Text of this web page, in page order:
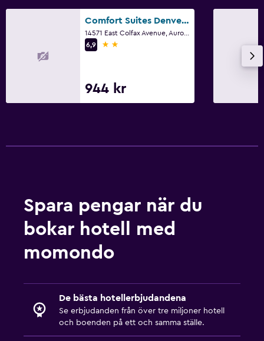
Comfort Suites Denver near Anschutz Medical Campus
6,9
2 stjärnor
944 kr
Spara pengar när du
bokar hotell med
momondo
De bästa hotellerbjudandena
Se erbjudanden från över tre miljoner hotell
och boenden på ett och samma ställe.